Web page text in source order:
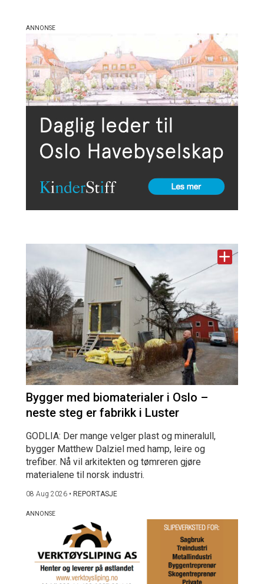
Bygger med biomaterialer i Oslo –
neste steg er fabrikk i Luster
GODLIA: Der mange velger plast og mineralull,
bygger Matthew Dalziel med hamp, leire og
trefiber. Nå vil arkitekten og tømreren gjøre
materialene til norsk industri.
08 Aug 2026 • REPORTASJE